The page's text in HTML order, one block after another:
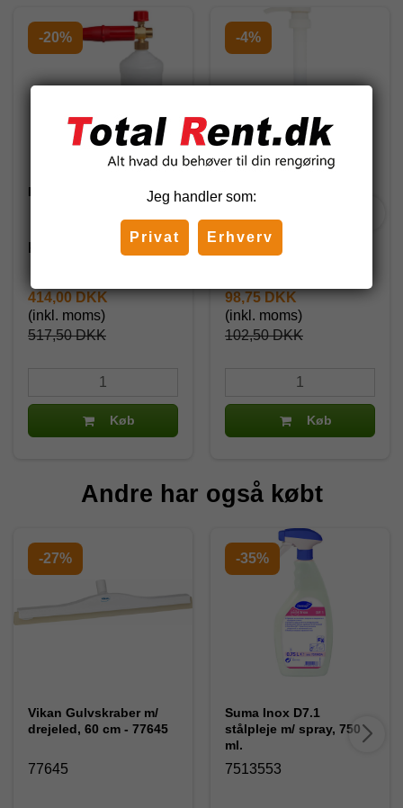
-20%
Kabi Skumlanse sæt
517,50 DKK
414,00 DKK
(inkl. moms)
Køb
-4%
Doseringspumpe til 5
102,50 DKK
98,75 DKK
(inkl. moms)
Køb
Andre har også købt
-27%
Vikan Gulvskraber m/
drejeled, 60 cm - 77645
77645
-35%
Suma Inox D7.1
stålpleje m/ spray, 750
ml.
7513553
Jeg handler som:
Privat Erhverv